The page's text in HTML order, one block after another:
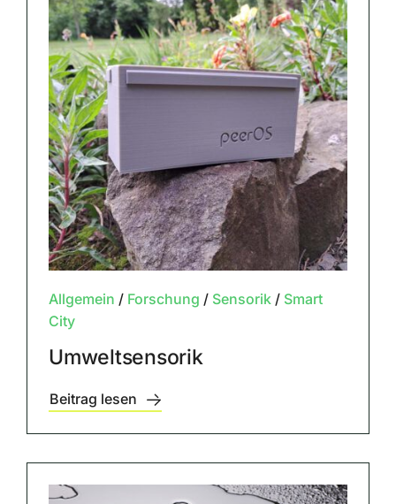
Allgemein / Forschung / Sensorik/ Smart
City
Umweltsensorik
Beitrag lesen